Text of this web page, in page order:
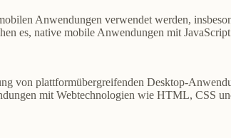
Anwendungen verwendet werden,
es, native mobile Anwendungen mit
von plattformübergreifenden Desktop-
mit Webtechnologien wie HTML, CSS